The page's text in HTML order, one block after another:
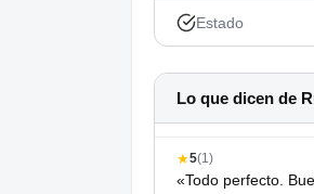
Estado
Lo que dicen de
★5(1)
«Todo perfecto.